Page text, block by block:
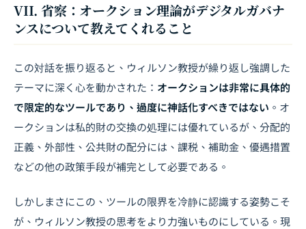
VII. 省察：オークション理論がデジタルガバナ
ンスについて教えてくれること
この対話を振り返ると、ウィルソン教授が繰り返し強調した
テーマに深く心を動かされた： オークションは非常に具体的
で限定的なツールであり、過度に神話化すべきではない 。オ
ークションは私的財の交換の処理には優れているが、分配的
正義、外部性、公共財の配分には、課税、補助金、優遇措置
などの他の政策手段が補完として必要である。
しかしまさにこの、ツールの限界を冷静に認識する姿勢こそ
が、ウィルソン教授の思考をより力強いものにしている。現